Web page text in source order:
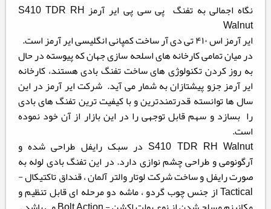
نگاه اجمالی به تفنگ پی سی پی ایر آرمز S410 TDR RH
Walnut
ایر آرمز اس ۴۱۰ تی دی آر ساخت کمپانی انگلیسی ایر آرمز است.
در میان تمامی کارخانه های اسلحه سازی جهان که پیوسته در حال
به روز کردن تکنولوژی های ساخت تفنگ بادی هستند، کارخانه
ایر آرمز جزو پیشتازان به شمار می آید. شرکت ایر آرمز در این
سال ها توانسته قدرتمندترین و با کیفیت ترین تفنگ های بادی
را بسازد و سهم قابل توجهی را در این بازار از آن خود نموده
است.
S410 TDR RH Walnut در سبک رایفل طراحی شده و
آرگونومی و طراحی چشم نوازی دارد. در این تفنگ بادی لوله به
صورت رایفل و ساخت شرکت لوتار والتر آلمان ، قنداق تاکتیکال -
Tactical از جنس چوب گردو ، ماشه دو مرحله ای قابل تنظیم و